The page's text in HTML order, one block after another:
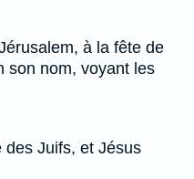
à la fête de
son nom, voyant les
des Juifs, et Jésus